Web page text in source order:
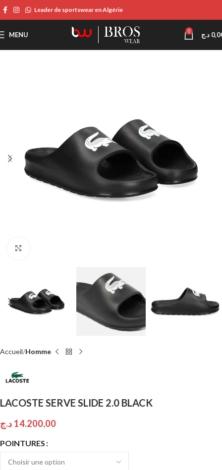
Leader de sportswear en Algérie
MENU 0 د.ج
Accueil Homme
LACOSTE SERVE SLIDE 2.0 BLACK
14.200,00 د.ج
POINTURES